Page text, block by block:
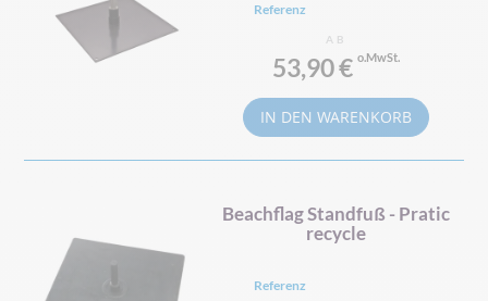
Referenz
AB
53,90 €
IN DEN WARENKORB
Beachflag Standfuß - Pratic
recycle
Referenz